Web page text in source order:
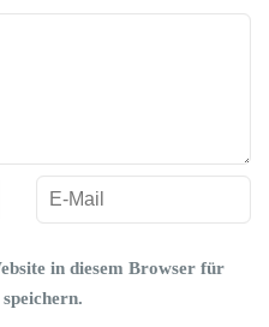
in diesem Browser für